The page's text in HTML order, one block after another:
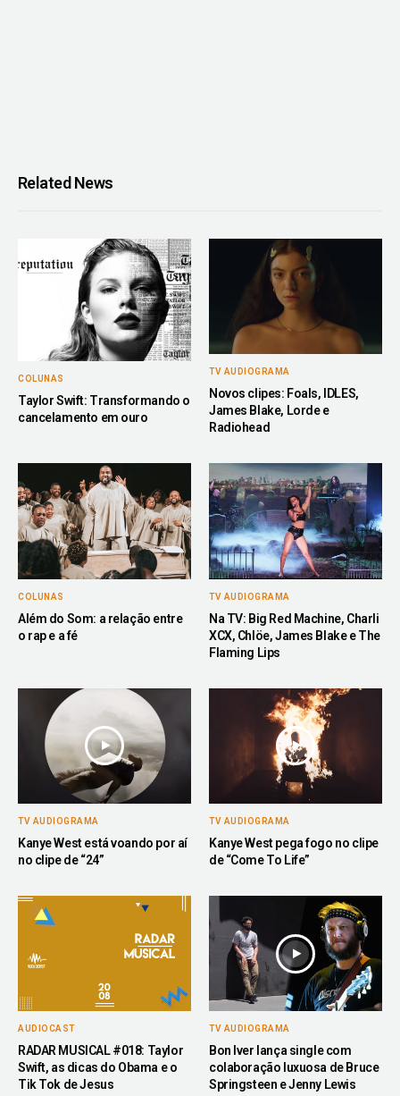
Related News
COLUNAS
Taylor Swift: Transformando o
cancelamento em ouro
TV AUDIOGRAMA
Novos clipes: Foals, IDLES,
James Blake, Lorde e
Radiohead
COLUNAS
Além do Som: a relação entre
o rap e a fé
TV AUDIOGRAMA
Na TV: Big Red Machine, Charli
XCX, Chlöe, James Blake e The
Flaming Lips
TV AUDIOGRAMA
Kanye West está voando por aí
no clipe de “24”
TV AUDIOGRAMA
Kanye West pega fogo no clipe
de “Come To Life”
AUDIOCAST
RADAR MUSICAL #018: Taylor
Swift, as dicas do Obama e o
Tik Tok de Jesus
TV AUDIOGRAMA
Bon Iver lança single com
colaboração luxuosa de Bruce
Springsteen e Jenny Lewis